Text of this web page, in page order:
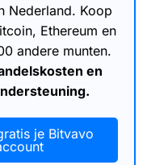
Nederland. Koop
Ethereum en
andere munten.
en
je Bitvavo